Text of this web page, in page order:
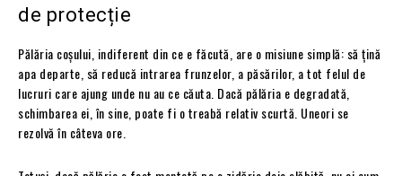
de protecție
Pălăria coșului, indiferent din ce e făcută, are o misiune simplă: să țină
apa departe, să reducă intrarea frunzelor, a păsărilor, a tot felul de
lucruri care ajung unde nu au ce căuta. Dacă pălăria e degradată,
schimbarea ei, în sine, poate fi o treabă relativ scurtă. Uneori se
rezolvă în câteva ore.